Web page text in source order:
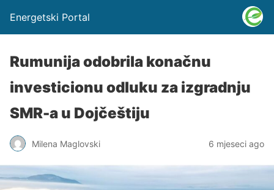
Energetski Portal
Rumunija odobrila konačnu
investicionu odluku za izgradnju
SMR-a u Dojčeštiju
Milena Maglovski 6 mjeseci ago